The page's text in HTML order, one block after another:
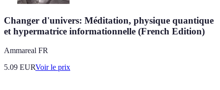
Changer d'univers: Méditation, physique quantique
et hypermatrice informationnelle (French Edition)
Ammareal FR
5.09 EURVoir le prix